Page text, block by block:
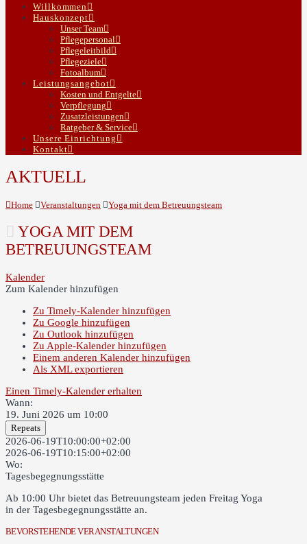
Willkommen
Hauskonzept
Unser Team
Pflegepersonal
Pflegeleitbild
Pflegeziele
Fotoalbum
Leistungsangebot
Kosten und Entgelte
Verpflegung
Zusatzleistungen
Ratgeber & Service
Unsere Einrichtung
Kontakt
AKTUELL
Home Veranstaltungen Yoga mit dem Betreuungsteam
YOGA MIT DEM
BETREUUNGSTEAM
Kalender
Zum Kalender hinzufügen
Zu Timely-Kalender hinzufügen
Zu Google hinzufügen
Zu Outlook hinzufügen
Zu Apple-Kalender hinzufügen
Einem anderen Kalender hinzufügen
Als XML exportieren
Einen Timely-Kalender erhalten
Wann:
19. Juni 2026 um 10:00
Repeats
2026-06-19T10:00:00+02:00
2026-06-19T10:15:00+02:00
Wo:
Tagesbegegnungsstätte
Ab 10:00 Uhr bietet das Betreuungsteam jeden Freitag Yoga
in der Tagesbegegnungsstätte an.
BEVORSTEHENDE VERANSTALTUNGEN